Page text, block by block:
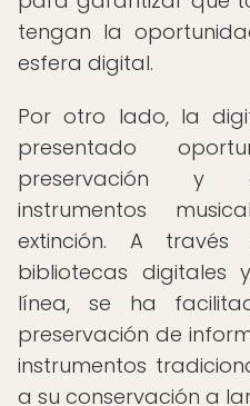
tengan la
esfera digital.
Por otro lado, la
presentado
preservación y
instrumentos
extinción. A
bibliotecas
línea, se ha
preservación de
instrumentos
a su conservación a